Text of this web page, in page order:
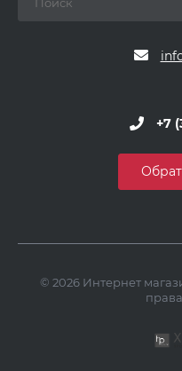
+7
© 2026 Интернет